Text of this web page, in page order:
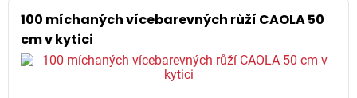
100 míchaných vícebarevných růží CAOLA 50
cm v kytici